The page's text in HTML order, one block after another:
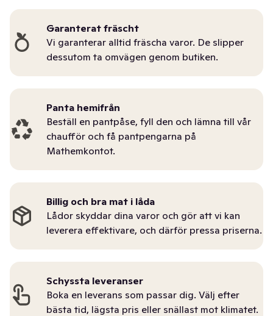
Garanterat fräscht
Vi garanterar alltid fräscha varor. De slipper
dessutom ta omvägen genom butiken.
Panta hemifrån
Beställ en pantpåse, fyll den och lämna till vår
chaufför och få pantpengarna på
Mathemkontot.
Billig och bra mat i låda
Lådor skyddar dina varor och gör att vi kan
leverera effektivare, och därför pressa priserna.
Schyssta leveranser
Boka en leverans som passar dig. Välj efter
bästa tid, lägsta pris eller snällast mot klimatet.